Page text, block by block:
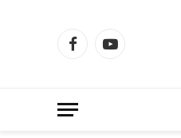
FacebookYouTube